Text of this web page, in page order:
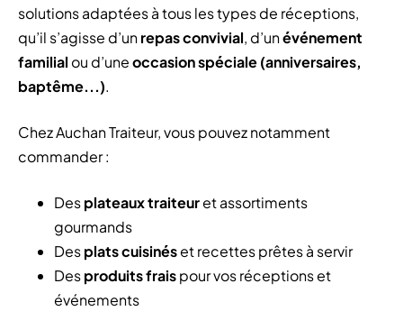
solutions adaptées à tous les types de réceptions,
qu’il s’agisse d’unrepas convivial, d’unévénement
familial ou d’uneoccasion spéciale (anniversaires,
baptême...).
Chez Auchan Traiteur, vous pouvez notamment
commander :
Desplateaux traiteuret assortiments
gourmands
Desplats cuisinéset recettes prêtes à servir
Desproduits fraispour vos réceptions et
événements